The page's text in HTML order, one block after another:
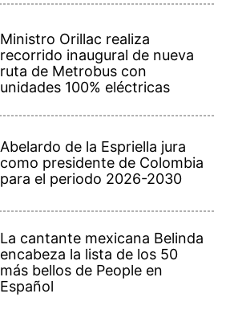
Ministro Orillac realiza
recorrido inaugural de nueva
ruta de Metrobus con
unidades 100% eléctricas
Abelardo de la Espriella jura
como presidente de Colombia
para el periodo 2026-2030
La cantante mexicana Belinda
encabeza la lista de los 50
más bellos de People en
Español